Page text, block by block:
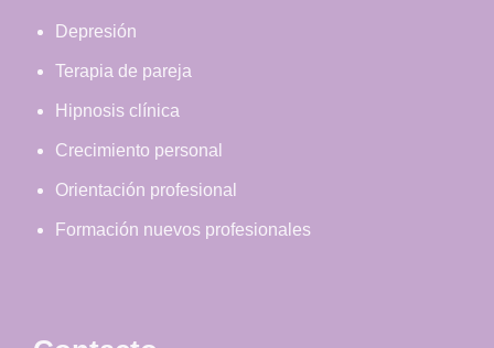
Depresión
Terapia de pareja
Hipnosis clínica
Crecimiento personal
Orientación profesional
Formación nuevos profesionales